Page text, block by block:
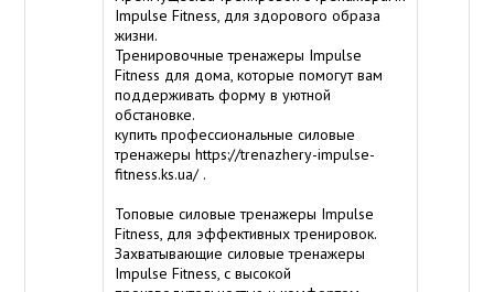
Impulse Fitness, для здорового образа
жизни.
Тренировочные тренажеры Impulse
Fitness для дома, которые помогут вам
поддерживать форму в уютной
обстановке.
купить профессиональные силовые
тренажерыhttps://trenazhery-impulse-
fitness.ks.ua/.
Топовые силовые тренажеры Impulse
Fitness, для эффективных тренировок.
Захватывающие силовые тренажеры
Impulse Fitness, с высокой